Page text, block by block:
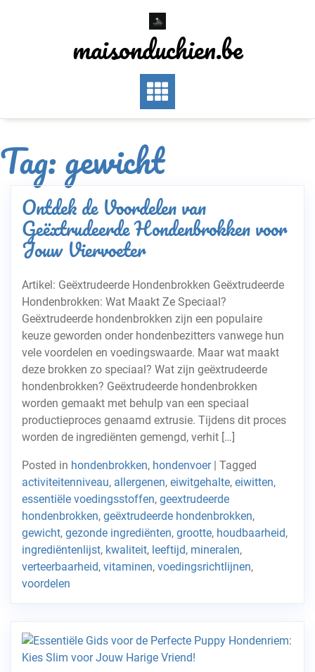
maisonduchien.be
Tag:gewicht
Ontdek de Voordelen van
Geëxtrudeerde Hondenbrokken voor
Jouw Viervoeter
Artikel: Geëxtrudeerde Hondenbrokken Geëxtrudeerde
Hondenbrokken: Wat Maakt Ze Speciaal?
Geëxtrudeerde hondenbrokken zijn een populaire
keuze geworden onder hondenbezitters vanwege hun
vele voordelen en voedingswaarde. Maar wat maakt
deze brokken zo speciaal? Wat zijn geëxtrudeerde
hondenbrokken? Geëxtrudeerde hondenbrokken
worden gemaakt met behulp van een speciaal
productieproces genaamd extrusie. Tijdens dit proces
worden de ingrediënten gemengd, verhit […]
Posted in hondenbrokken, hondenvoer| Tagged
activiteitenniveau, allergenen, eiwitgehalte, eiwitten,
essentiële voedingsstoffen, geextrudeerde
hondenbrokken, geëxtrudeerde hondenbrokken,
gewicht, gezonde ingrediënten, grootte, houdbaarheid,
ingrediëntenlijst, kwaliteit, leeftijd, mineralen,
verteerbaarheid, vitaminen, voedingsrichtlijnen,
voordelen